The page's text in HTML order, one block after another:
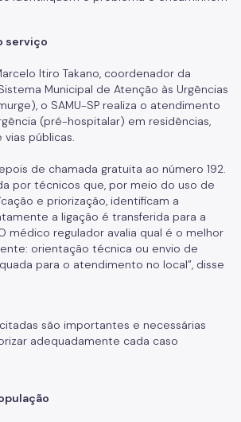
Visual
e Privacidade
serviço
Itiro Takano, coordenador da
Municipal de Atenção às Urgências
o SAMU-SP realiza o atendimento
(pré-hospitalar) em residências,
públicas.
de chamada gratuita ao número 192.
por técnicos que, por meio do uso de
e priorização, identificam a
a ligação é transferida para a
médico regulador avalia qual é o melhor
orientação técnica ou envio de
para o atendimento no local”, disse
são importantes e necessárias
adequadamente cada caso